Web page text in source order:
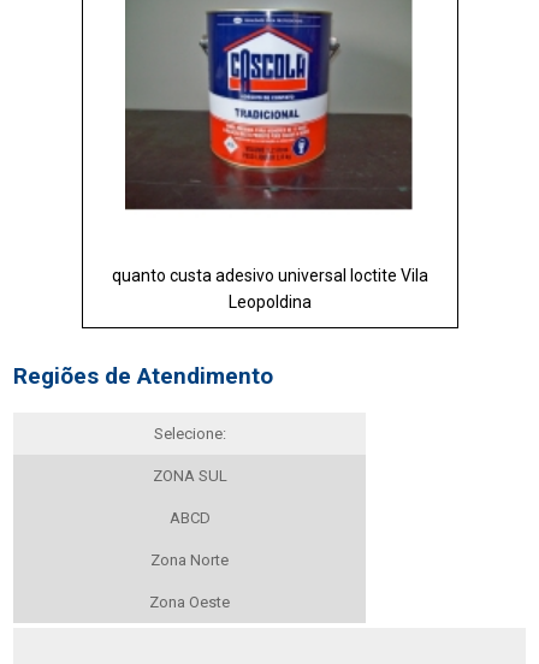
quanto custa adesivo universal loctite Vila
Leopoldina
Regiões de Atendimento
Selecione:
ZONA SUL
ABCD
Zona Norte
Zona Oeste